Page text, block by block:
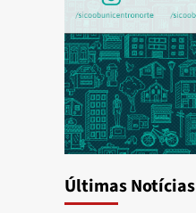
Últimas Notícias